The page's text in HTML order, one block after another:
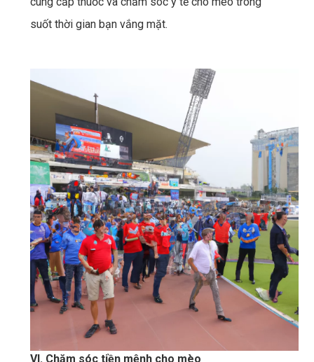
suốt thời gian bạn vắng mặt.
VI. Chăm sóc tiền mệnh cho mèo